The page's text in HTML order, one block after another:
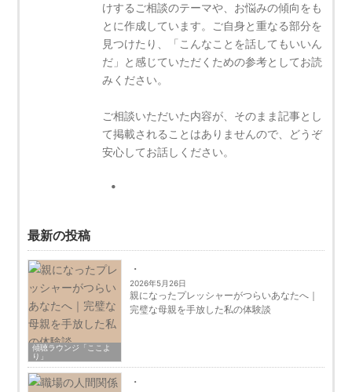
けするご相談のテーマや、お悩みの傾向をも
とに作成しています。ご自身と重なる部分を
見つけたり、「こんなことを話してもいいん
だ」と感じていただくための参考としてお読
みください。
ご相談いただいた内容が、そのまま記事とし
て掲載されることはありませんので、どうぞ
安心してお話しください。
最新の投稿
傾聴ラウンジ「ここよ
り」
2026年5月26日
親になったプレッシャーがつらいあなたへ｜
完璧な母親を手放した私の体験談